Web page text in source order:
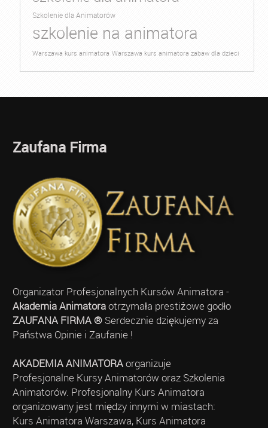
Szkolenie dla Animatorów
szkolenie na animatora
Warszawa kurs animatora Warszawa kurs animatora zabaw dla dzieci
Zaufana Firma
Organizator Profesjonalnych Kursów Animatora -
Akademia Animatoraotrzymała prestiżowe godło
ZAUFANA FIRMA ®Serdecznie dziękujemy za
Państwa Opinie i Zaufanie !
AKADEMIA ANIMATORAorganizuje
Profesjonalne Kursy Animatorów oraz Szkolenia
Animatorów. Profesjonalny Kurs Animatora
organizowany jest między innymi w miastach:
Kurs Animatora Warszawa, Kurs Animatora